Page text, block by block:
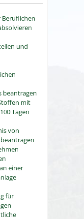
Beruflichen
und
beantragen
mit
Tagen
von
einer
für